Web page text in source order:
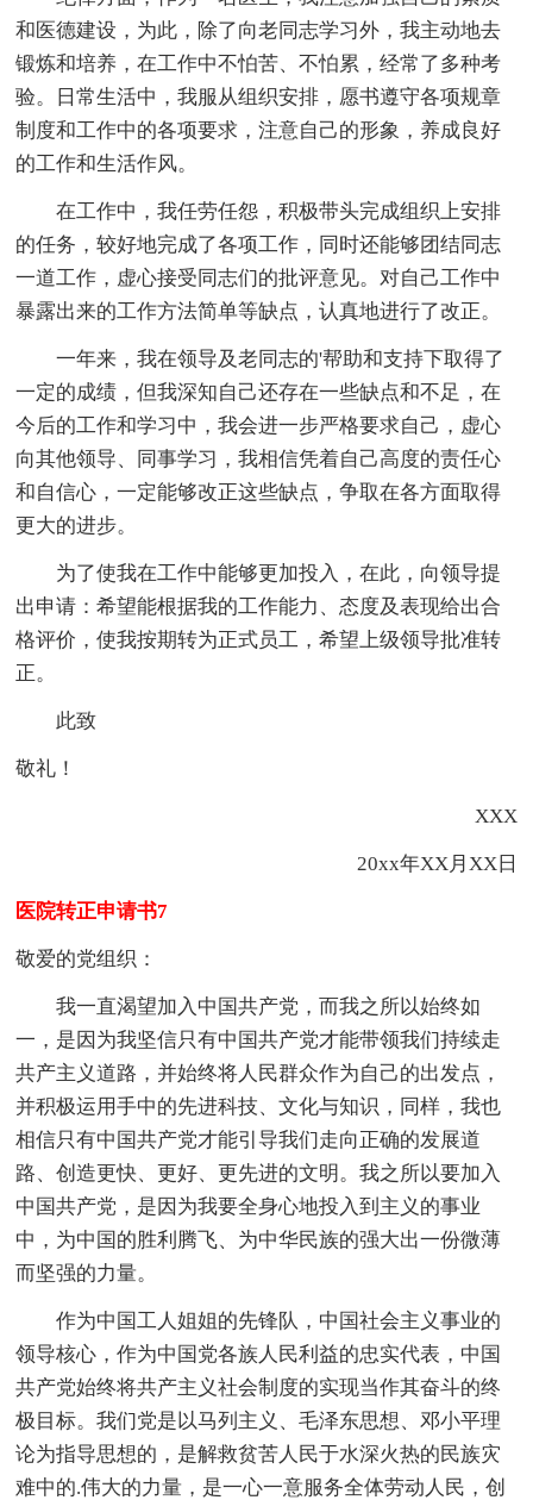
和医德建设，为此，除了向老同志学习外，我主动地去
锻炼和培养，在工作中不怕苦、不怕累，经常了多种考
验。日常生活中，我服从组织安排，愿书遵守各项规章
制度和工作中的各项要求，注意自己的形象，养成良好
的工作和生活作风。
在工作中，我任劳任怨，积极带头完成组织上安排
的任务，较好地完成了各项工作，同时还能够团结同志
一道工作，虚心接受同志们的批评意见。对自己工作中
暴露出来的工作方法简单等缺点，认真地进行了改正。
一年来，我在领导及老同志的'帮助和支持下取得了
一定的成绩，但我深知自己还存在一些缺点和不足，在
今后的工作和学习中，我会进一步严格要求自己，虚心
向其他领导、同事学习，我相信凭着自己高度的责任心
和自信心，一定能够改正这些缺点，争取在各方面取得
更大的进步。
为了使我在工作中能够更加投入，在此，向领导提
出申请：希望能根据我的工作能力、态度及表现给出合
格评价，使我按期转为正式员工，希望上级领导批准转
正。
此致
敬礼！
XXX
20xx年XX月XX日
医院转正申请书7
敬爱的党组织：
我一直渴望加入中国共产党，而我之所以始终如
一，是因为我坚信只有中国共产党才能带领我们持续走
共产主义道路，并始终将人民群众作为自己的出发点，
并积极运用手中的先进科技、文化与知识，同样，我也
相信只有中国共产党才能引导我们走向正确的发展道
路、创造更快、更好、更先进的文明。我之所以要加入
中国共产党，是因为我要全身心地投入到主义的事业
中，为中国的胜利腾飞、为中华民族的强大出一份微薄
而坚强的力量。
作为中国工人姐姐的先锋队，中国社会主义事业的
领导核心，作为中国党各族人民利益的忠实代表，中国
共产党始终将共产主义社会制度的实现当作其奋斗的终
极目标。我们党是以马列主义、毛泽东思想、邓小平理
论为指导思想的，是解救贫苦人民于水深火热的民族灾
难中的.伟大的力量，是一心一意服务全体劳动人民，创